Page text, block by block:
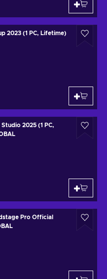
2023 (1 PC, Lifetime)
2025 (1 PC,
Pro Official